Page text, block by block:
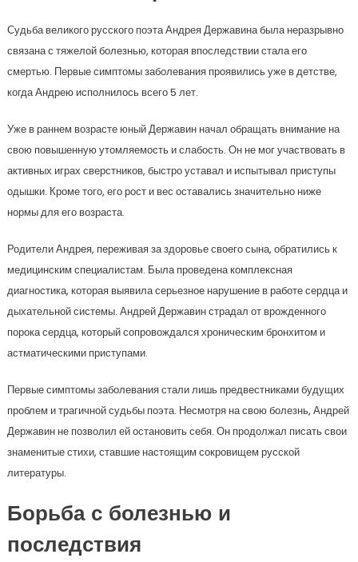
Судьба великого русского поэта Андрея Державина была неразрывно
связана с тяжелой болезнью, которая впоследствии стала его
смертью. Первые симптомы заболевания проявились уже в детстве,
когда Андрею исполнилось всего 5 лет.
Уже в раннем возрасте юный Державин начал обращать внимание на
свою повышенную утомляемость и слабость. Он не мог участвовать в
активных играх сверстников, быстро уставал и испытывал приступы
одышки. Кроме того, его рост и вес оставались значительно ниже
нормы для его возраста.
Родители Андрея, переживая за здоровье своего сына, обратились к
медицинским специалистам. Была проведена комплексная
диагностика, которая выявила серьезное нарушение в работе сердца и
дыхательной системы. Андрей Державин страдал от врожденного
порока сердца, который сопровождался хроническим бронхитом и
астматическими приступами.
Первые симптомы заболевания стали лишь предвестниками будущих
проблем и трагичной судьбы поэта. Несмотря на свою болезнь, Андрей
Державин не позволил ей остановить себя. Он продолжал писать свои
знаменитые стихи, ставшие настоящим сокровищем русской
литературы.
Борьба с болезнью и
последствия